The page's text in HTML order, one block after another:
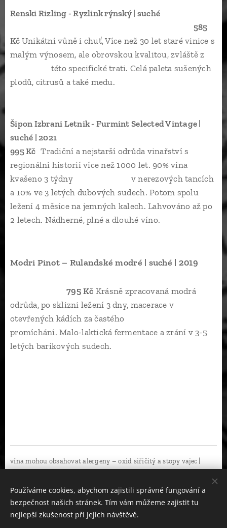
Renski Rizling - Ryzlink rýnský | suché
585
Kč Unikátní vůně i chuť, Více než 30 let staré vinice s
malým výnosem, ale obrovskou kvalitou, zvláště z
této specifické trati. Celá paleta sušených
plodů, citrusů a také medu.
Šipon Izbrani Letnik - Furmint Selected Vintage |
suché | 2021
995KčTradiční a nejstarší odrůda vinařství s
regionální historií více než 1000 let. 90% vína
kvašeno 3 týdny v nerezových tancích
a 10% ve 3 letých dubových sudech. Potom spolu
ležení 4 měsíce na jemných kalech. Lahvováno až po
2 letech. Nádherné, plné a dlouhé víno.
Modri Pinot – Rulandské modré | suché | 2019
795 Kč Krásně zpracovaná modrá
odrůda, po sklizni ležení 3 dny, macerace v
otevřených kádích za častého
promíchání. Malo-laktická fermentace a zrání v 3-5
letých barikových sudech.
vína mohou obsahovat alergeny – oxid siřičitý a stopy vajec |
Používáme cookies, abychom zajistili správné fungování a
bezpečnost našich stránek. Tím vám můžeme zajistit tu
nejlepší zkušenost při jejich návštěvě.